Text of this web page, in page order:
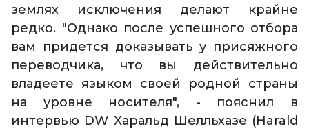
землях исключения делают крайне
редко. "Однако после успешного отбора
вам придется доказывать у присяжного
переводчика, что вы действительно
владеете языком своей родной страны
на уровне носителя", - пояснил в
интервью DW Харальд Шелльхазе (Harald